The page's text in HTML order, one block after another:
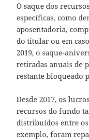
O saque dos
específicas, como
aposentadoria,
do titular ou em
2019, o saque-
retiradas anuais de
restante bloqueado
Desde 2017, os
recursos do fundo
distribuídos entre
exemplo, foram